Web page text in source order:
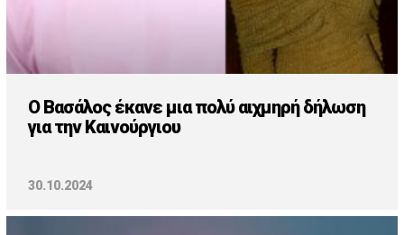
Ο Βασάλος έκανε μια πολύ αιχμηρή δήλωση
για την Καινούργιου
30.10.2024